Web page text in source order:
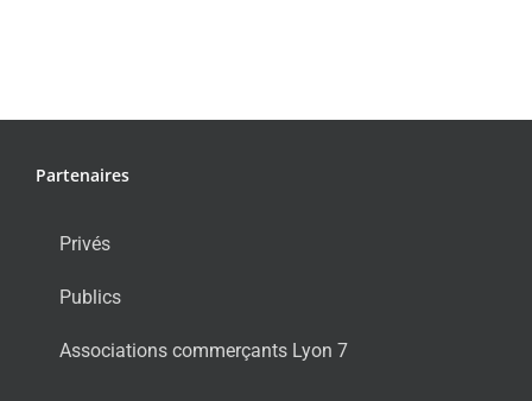
Partenaires
Privés
Publics
Associations commerçants Lyon 7